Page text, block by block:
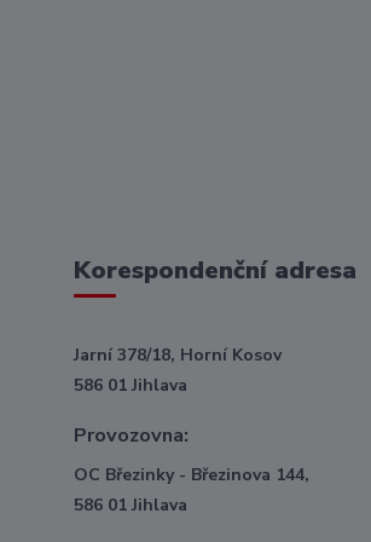
Korespondenční adresa
Jarní 378/18, Horní Kosov
586 01 Jihlava
Provozovna:
OC Březinky - Březinova 144,
586 01 Jihlava